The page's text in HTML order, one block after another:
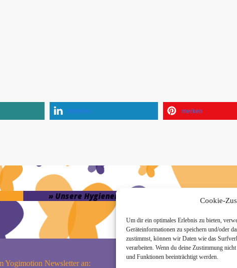
Cookie-
Um dir ein optimales Erlebnis zu bieten,
Geräteinformationen zu speichern und/oder
zustimmst, können wir Daten wie das
verarbeiten. Wenn du deine Zustimmung
und Funktionen beeinträchtigt werden.
mitteilen merken
» Unsere Hygienemassnahmen
Yogimotion Newsletter an: